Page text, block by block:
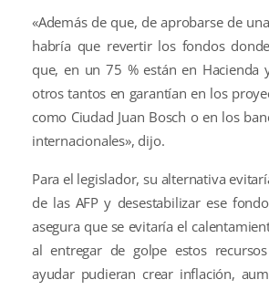
«Además de que, de aprobarse de
habría que revertir los fondos
que, en un 75 % están en Hacienda
otros tantos en garantían en los
como Ciudad Juan Bosch o en los
internacionales», dijo.
Para el legislador, su alternativa
de las AFP y desestabilizar ese
asegura que se evitaría el
al entregar de golpe estos
ayudar pudieran crear inflación,